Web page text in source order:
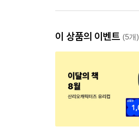
이 상품의 이벤트 (5개)